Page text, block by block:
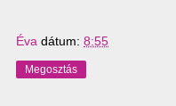
Éva dátum: 8:55
Megosztás